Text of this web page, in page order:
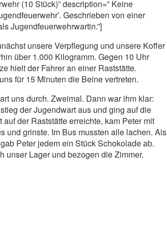
(10 Stück)” description=” Keine
Geschrieben von einer
Jugendfeuerwehrwartin.”]
unsere Verpflegung und unsere Koffer
über 1.000 Kilogramm. Gegen 10 Uhr
hielt der Fahrer an einer Raststätte.
für 15 Minuten die Beine vertreten.
uns durch. Zweimal. Dann war ihm klar:
der Jugendwart aus und ging auf die
der Raststätte erreichte, kam Peter mit
und grinste. Im Bus mussten alle lachen. Als
Peter jedem ein Stück Schokolade ab.
unser Lager und bezogen die Zimmer.